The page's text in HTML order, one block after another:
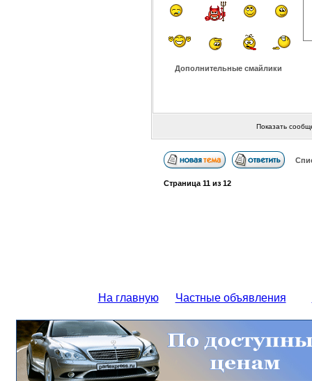
Дополнительные смайлики
Показать
Страница 11из 12
На главную Частные объявления